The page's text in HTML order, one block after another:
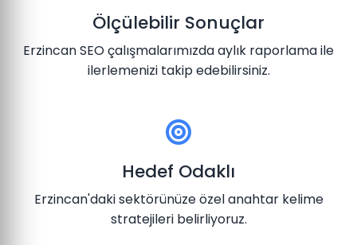
Ölçülebilir Sonuçlar
Erzincan SEO çalışmalarımızda aylık raporlama ile
ilerlemenizi takip edebilirsiniz.
Hedef Odaklı
Erzincan'daki sektörünüze özel anahtar kelime
stratejileri belirliyoruz.